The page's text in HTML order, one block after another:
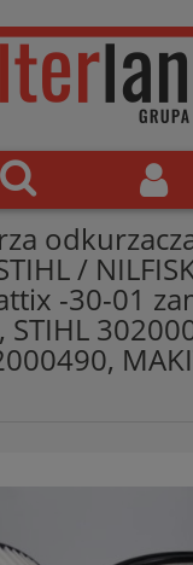
/
-30-01